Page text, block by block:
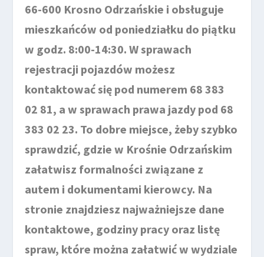
66-600 Krosno Odrzańskie i obsługuje
mieszkańców od poniedziałku do piątku
w godz. 8:00-14:30. W sprawach
rejestracji pojazdów możesz
kontaktować się pod numerem 68 383
02 81, a w sprawach prawa jazdy pod 68
383 02 23. To dobre miejsce, żeby szybko
sprawdzić, gdzie w Krośnie Odrzańskim
załatwisz formalności związane z
autem i dokumentami kierowcy. Na
stronie znajdziesz najważniejsze dane
kontaktowe, godziny pracy oraz listę
spraw, które można załatwić w wydziale